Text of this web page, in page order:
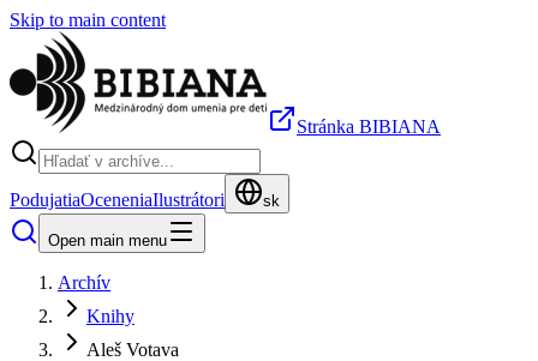
Skip to main content
Stránka BIBIANA
PodujatiaOceneniaIlustrátori sk
Open main menu
Archív
Knihy
Aleš Votava